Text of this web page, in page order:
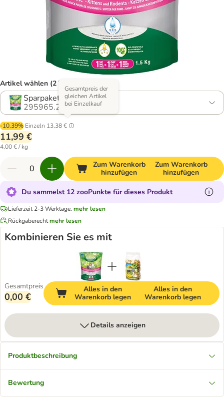
Artikel wählen (2 Varianten)
Sparpaket: 2 x 1,5 kg
295965.2
-10.39% Einzeln 13,38 €
Gesamtpreis der
gleichen Artikel
bei Einzelkauf
11,99 €
4,00 € / kg
Zum Warenkorb
hinzufügen
Zum Warenkorb
hinzufügen
Du sammelst 12 zooPunkte für dieses Produkt
Lieferzeit 2-3 Werktage. mehr lesen
Rückgaberechtmehr lesen
Kombinieren Sie es mit
Gesamtpreis
0,00 €
Alles in den
Warenkorb legen
Alles in den
Warenkorb legen
Details anzeigen
Produktbeschreibung
Bewertung